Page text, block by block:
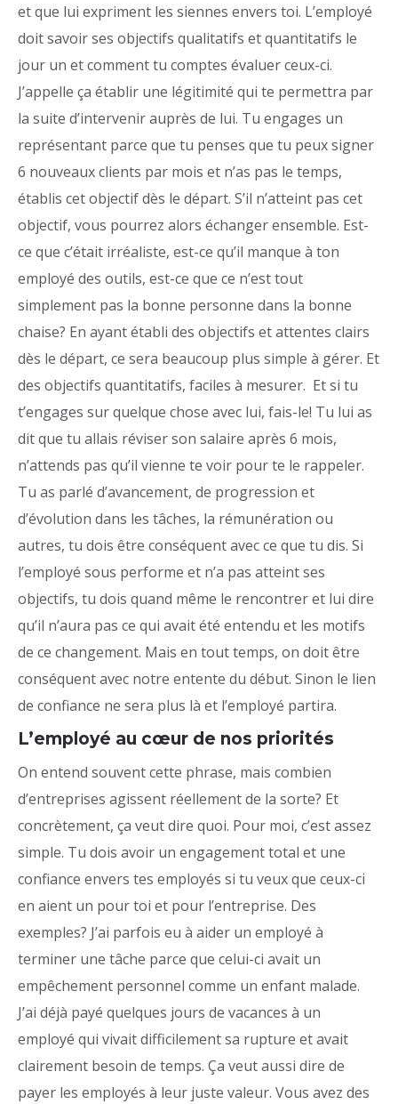
et que lui expriment les siennes envers toi. L’employé
doit savoir ses objectifs qualitatifs et quantitatifs le
jour un et comment tu comptes évaluer ceux-ci.
J’appelle ça établir une légitimité qui te permettra par
la suite d’intervenir auprès de lui. Tu engages un
représentant parce que tu penses que tu peux signer
6 nouveaux clients par mois et n’as pas le temps,
établis cet objectif dès le départ. S’il n’atteint pas cet
objectif, vous pourrez alors échanger ensemble. Est-
ce que c’était irréaliste, est-ce qu’il manque à ton
employé des outils, est-ce que ce n’est tout
simplement pas la bonne personne dans la bonne
chaise? En ayant établi des objectifs et attentes clairs
dès le départ, ce sera beaucoup plus simple à gérer. Et
des objectifs quantitatifs, faciles à mesurer. Et si tu
t’engages sur quelque chose avec lui, fais-le! Tu lui as
dit que tu allais réviser son salaire après 6 mois,
n’attends pas qu’il vienne te voir pour te le rappeler.
Tu as parlé d’avancement, de progression et
d’évolution dans les tâches, la rémunération ou
autres, tu dois être conséquent avec ce que tu dis. Si
l’employé sous performe et n’a pas atteint ses
objectifs, tu dois quand même le rencontrer et lui dire
qu’il n’aura pas ce qui avait été entendu et les motifs
de ce changement. Mais en tout temps, on doit être
conséquent avec notre entente du début. Sinon le lien
de confiance ne sera plus là et l’employé partira.
L’employé au cœur de nos priorités
On entend souvent cette phrase, mais combien
d’entreprises agissent réellement de la sorte? Et
concrètement, ça veut dire quoi. Pour moi, c’est assez
simple. Tu dois avoir un engagement total et une
confiance envers tes employés si tu veux que ceux-ci
en aient un pour toi et pour l’entreprise. Des
exemples? J’ai parfois eu à aider un employé à
terminer une tâche parce que celui-ci avait un
empêchement personnel comme un enfant malade.
J’ai déjà payé quelques jours de vacances à un
employé qui vivait difficilement sa rupture et avait
clairement besoin de temps. Ça veut aussi dire de
payer les employés à leur juste valeur. Vous avez des